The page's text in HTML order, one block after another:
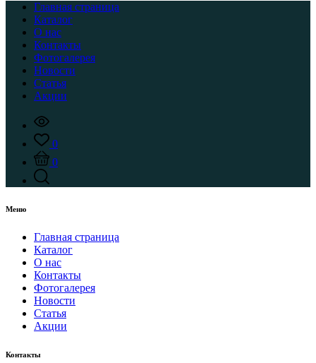
Главная страница
Каталог
О нас
Контакты
Фотогалерея
Новости
Статья
Акции
0
0
Меню
Главная страница
Каталог
О нас
Контакты
Фотогалерея
Новости
Статья
Акции
Контакты